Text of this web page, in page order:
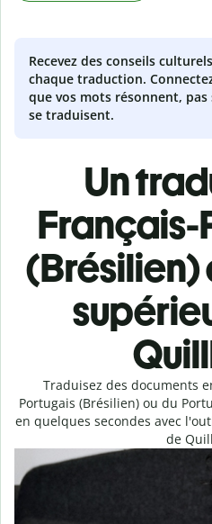
Recevez des conseils
chaque traduction.
que vos mots résonnent, pas
se traduisent.
Un
(Brésilien)
Traduisez des documents
Portugais (Brésilien) ou du
en quelques secondes avec
de